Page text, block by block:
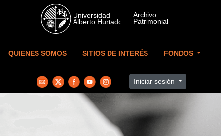
Skip to main content
QUIENES SOMOS SITIOS DE INTERÉS FONDOS
Iniciar sesión